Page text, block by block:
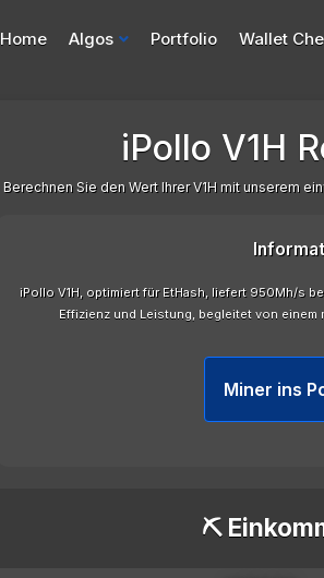
Home Algos Portfolio Wallet
iPollo V1H
Berechnen Sie den Wert Ihrer V1H mit unserem
iPollo V1H, optimiert für EtHash, liefert 950Mh/s
Effizienz und Leistung, begleitet von
Miner ins
⛏️